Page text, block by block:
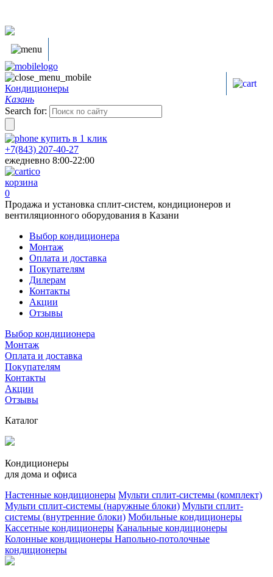
Кондиционеры
Казань
Search for:
купить в 1 клик
+7(843) 207-40-27
ежедневно 8:00-22:00
корзина
0
Продажа и установка сплит-систем, кондиционеров и
вентиляционного оборудования в Казани
Выбор кондиционера
Монтаж
Оплата и доставка
Покупателям
Дилерам
Контакты
Акции
Отзывы
Выбор кондиционера
Монтаж
Оплата и доставка
Покупателям
Контакты
Акции
Отзывы
Каталог
Кондиционеры
для дома и офиса
Настенные кондиционеры Мульти сплит-системы (комплект)
Мульти сплит-системы (наружные блоки) Мульти сплит-
системы (внутренние блоки) Мобильные кондиционеры
Кассетные кондиционеры Канальные кондиционеры
Колонные кондиционеры Напольно-потолочные
кондиционеры